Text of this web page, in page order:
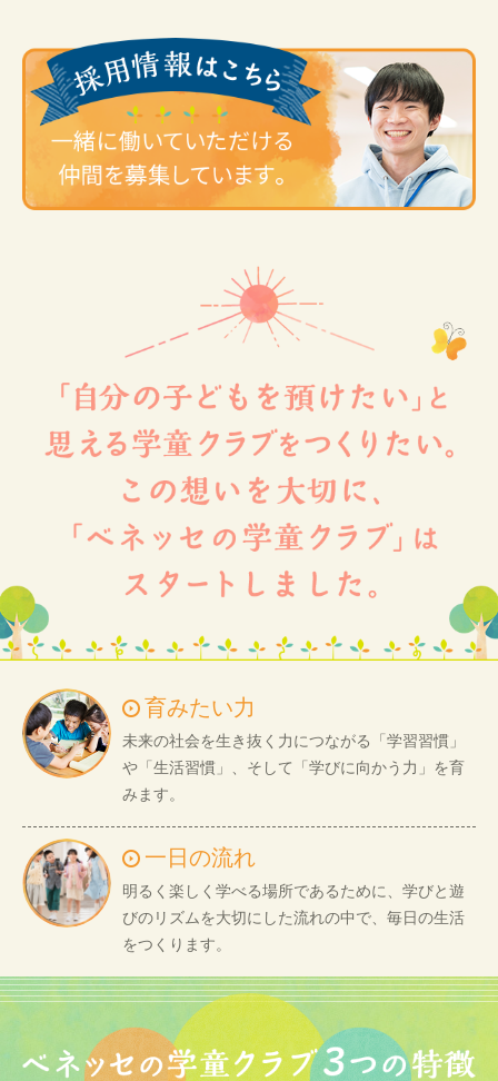
育みたい力
未来の社会を生き抜く力につながる「学習習慣」
や「生活習慣」、そして「学びに向かう力」を育
みます。
一日の流れ
明るく楽しく学べる場所であるために、学びと遊
びのリズムを大切にした流れの中で、毎日の生活
をつくります。